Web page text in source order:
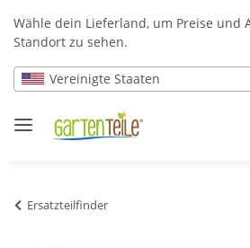
Wähle dein Lieferland, um Preise und
Standort zu sehen.
Vereinigte Staaten
Ersatzteilfinder